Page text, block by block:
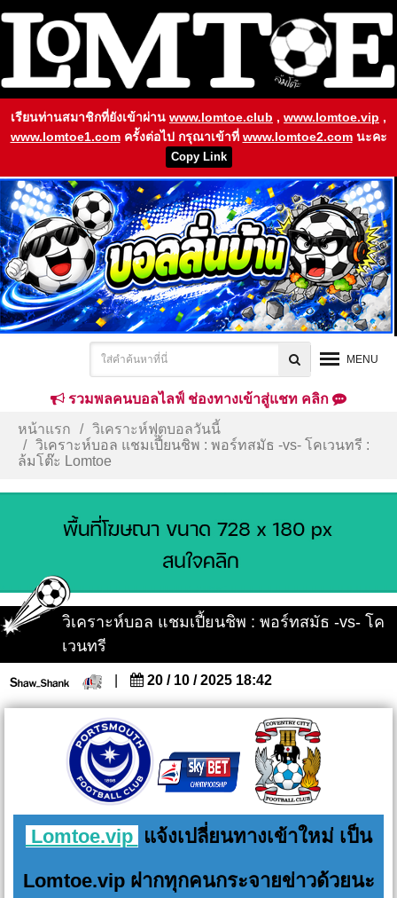
เรียนท่านสมาชิกที่ยังเข้าผ่าน www.lomtoe.club , www.lomtoe.vip ,
www.lomtoe1.com ครั้งต่อไป กรุณาเข้าที่ www.lomtoe2.comนะคะ
Copy Link
MENU
รวมพลคนบอลไลฟ์ ช่องทางเข้าสู่แชท คลิก
หน้าแรก
วิเคราะห์ฟุตบอลวันนี้
วิเคราะห์บอล แชมเปี้ยนชิพ : พอร์ทสมัธ -vs- โคเวนทรี :
ล้มโต๊ะ Lomtoe
วิเคราะห์บอล แชมเปี้ยนชิพ : พอร์ทสมัธ -vs- โค
เวนทรี
20 / 10 / 2025 18:42
Lomtoe.vip แจ้งเปลี่ยนทางเข้าใหม่ เป็น
Lomtoe.vip ฝากทุกคนกระจายข่าวด้วยนะ